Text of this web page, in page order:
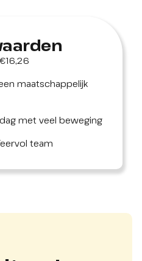
maatschappelijk
met veel beweging
team